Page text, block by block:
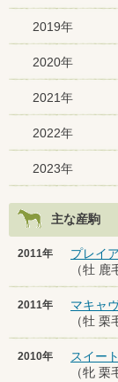
2019年
2020年
2021年
2022年
2023年
主な産駒
2011年
プレイ
（牡 鹿
2011年
マキャ
（牡 栗
2010年
スイー
（牝 栗